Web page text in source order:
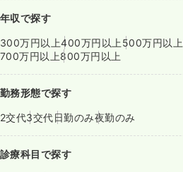
年収で探す
300万円以上400万円以上 500万円以上
700万円以上800万円以上
勤務形態で探す
2交代3交代日勤のみ夜勤のみ
診療科目で探す